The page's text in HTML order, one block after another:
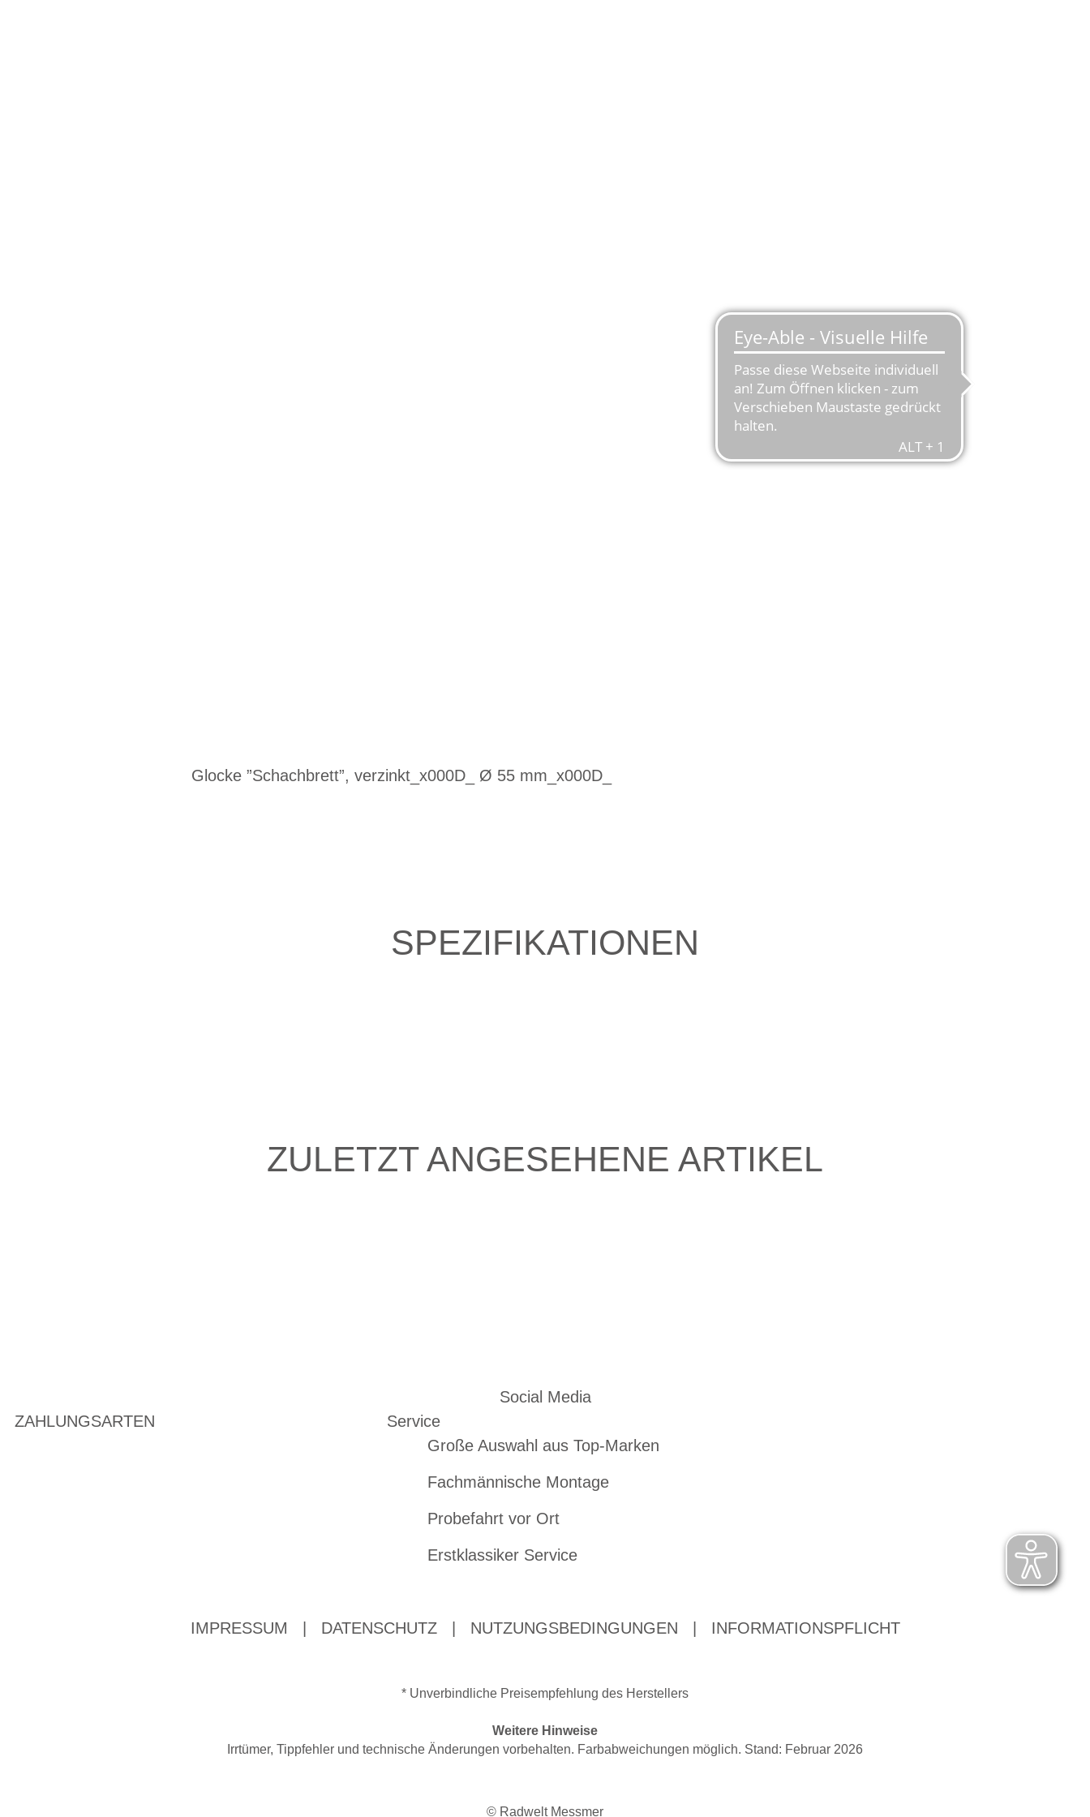
Glocke ”Schachbrett”, verzinkt_x000D_ Ø 55 mm_x000D_
SPEZIFIKATIONEN
ZULETZT ANGESEHENE ARTIKEL
Social Media
ZAHLUNGSARTEN
Service
Große Auswahl aus Top-Marken
Fachmännische Montage
Probefahrt vor Ort
Erstklassiker Service
IMPRESSUM DATENSCHUTZ NUTZUNGSBEDINGUNGEN INFORMATIONSPFLICHT
* Unverbindliche Preisempfehlung des Herstellers
Weitere Hinweise
Irrtümer, Tippfehler und technische Änderungen vorbehalten. Farbabweichungen möglich. Stand: Februar 2026
© Radwelt Messmer